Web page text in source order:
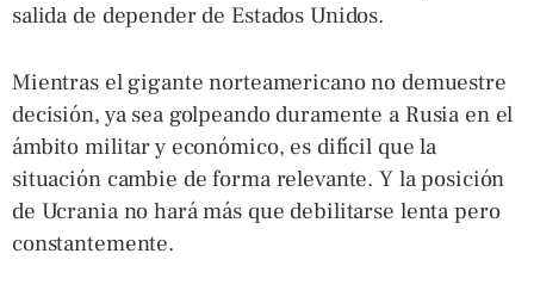
salida de depender de Estados Unidos.
Mientras el gigante norteamericano no demuestre
decisión, ya sea golpeando duramente a Rusia en el
ámbito militar y económico, es difícil que la
situación cambie de forma relevante. Y la posición
de Ucrania no hará más que debilitarse lenta pero
constantemente.